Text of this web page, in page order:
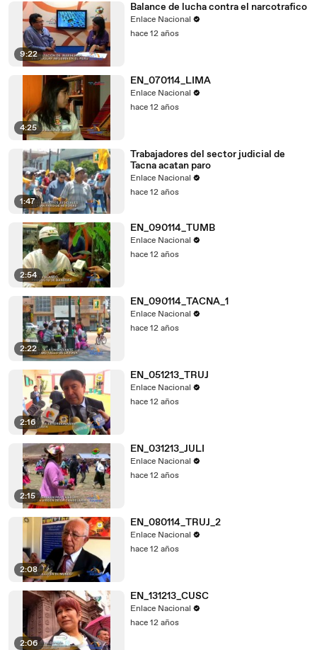
9:22
Balance de lucha contra el narcotrafico
Enlace Nacional
hace 12 años
4:25
EN_070114_LIMA
Enlace Nacional
hace 12 años
1:47
Trabajadores del sector judicial de
Tacna acatan paro
Enlace Nacional
hace 12 años
2:54
EN_090114_TUMB
Enlace Nacional
hace 12 años
2:22
EN_090114_TACNA_1
Enlace Nacional
hace 12 años
2:16
EN_051213_TRUJ
Enlace Nacional
hace 12 años
2:15
EN_031213_JULI
Enlace Nacional
hace 12 años
2:08
EN_080114_TRUJ_2
Enlace Nacional
hace 12 años
2:06
EN_131213_CUSC
Enlace Nacional
hace 12 años